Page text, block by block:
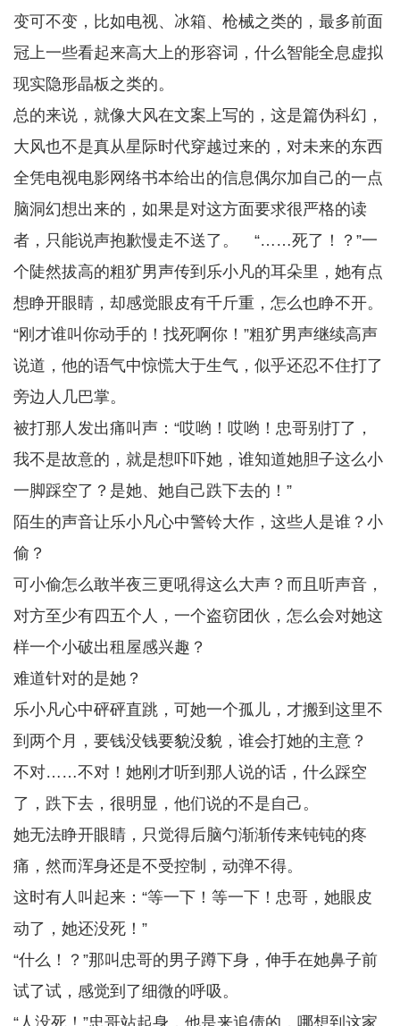
变可不变，比如电视、冰箱、枪械之类的，最多前面
冠上一些看起来高大上的形容词，什么智能全息虚拟
现实隐形晶板之类的。
总的来说，就像大风在文案上写的，这是篇伪科幻，
大风也不是真从星际时代穿越过来的，对未来的东西
全凭电视电影网络书本给出的信息偶尔加自己的一点
脑洞幻想出来的，如果是对这方面要求很严格的读
者，只能说声抱歉慢走不送了。 “……死了！？”一
个陡然拔高的粗犷男声传到乐小凡的耳朵里，她有点
想睁开眼睛，却感觉眼皮有千斤重，怎么也睁不开。
“刚才谁叫你动手的！找死啊你！”粗犷男声继续高声
说道，他的语气中惊慌大于生气，似乎还忍不住打了
旁边人几巴掌。
被打那人发出痛叫声：“哎哟！哎哟！忠哥别打了，
我不是故意的，就是想吓吓她，谁知道她胆子这么小
一脚踩空了？是她、她自己跌下去的！”
陌生的声音让乐小凡心中警铃大作，这些人是谁？小
偷？
可小偷怎么敢半夜三更吼得这么大声？而且听声音，
对方至少有四五个人，一个盗窃团伙，怎么会对她这
样一个小破出租屋感兴趣？
难道针对的是她？
乐小凡心中砰砰直跳，可她一个孤儿，才搬到这里不
到两个月，要钱没钱要貌没貌，谁会打她的主意？
不对……不对！她刚才听到那人说的话，什么踩空
了，跌下去，很明显，他们说的不是自己。
她无法睁开眼睛，只觉得后脑勺渐渐传来钝钝的疼
痛，然而浑身还是不受控制，动弹不得。
这时有人叫起来：“等一下！等一下！忠哥，她眼皮
动了，她还没死！”
“什么！？”那叫忠哥的男子蹲下身，伸手在她鼻子前
试了试，感觉到了细微的呼吸。
“人没死！”忠哥站起身，他是来追债的，哪想到这家